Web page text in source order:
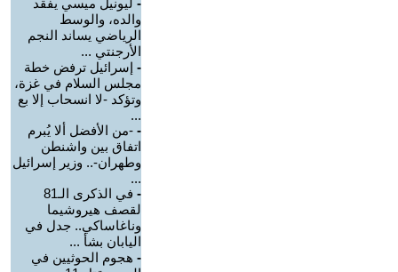
- ليونيل ميسي يفقد
والده، والوسط
الرياضي يساند النجم
الأرجنتي ...
- إسرائيل ترفض خطة
مجلس السلام في غزة،
وتؤكد -لا انسحاب إلا بع
...
- -من الأفضل ألا يُبرم
اتفاق بين واشنطن
وطهران-.. وزير إسرائيل
...
-
في الذكرى الـ81
لقصف هيروشيما
وناغاساكي.. جدل في
اليابان بشأ ...
- هجوم الحوثيين في